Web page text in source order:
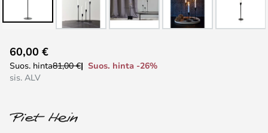
to
the
the
60,00 €
Suos. hinta81,00 €
Suos. hinta -26%
sis. ALV